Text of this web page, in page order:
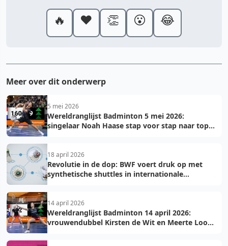
🔥 ❤️ 👏 😮 😂
Meer over dit onderwerp
5 mei 2026
Wereldranglijst Badminton 5 mei 2026:
singelaar Noah Haase stap voor stap naar top
18 april 2026
Revolutie in de dop: BWF voert druk op met
synthetische shuttles in internationale
14 april 2026
Wereldranglijst Badminton 14 april 2026:
vrouwendubbel Kirsten de Wit en Meerte Loos